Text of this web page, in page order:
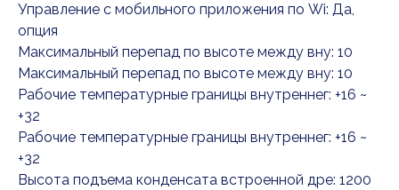
Управление c мобильного приложения по Wi: Да,
опция
Максимальный перепад по высоте между вну: 10
Максимальный перепад по высоте между вну: 10
Рабочие температурные границы внутреннег: +16 ~
+32
Рабочие температурные границы внутреннег: +16 ~
+32
Высота подъема конденсата встроенной дре: 1200